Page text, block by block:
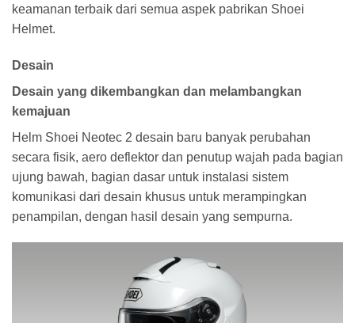
keamanan terbaik dari semua aspek pabrikan Shoei
Helmet.
Desain
Desain yang dikembangkan dan melambangkan
kemajuan
Helm Shoei Neotec 2 desain baru banyak perubahan
secara fisik, aero deflektor dan penutup wajah pada bagian
ujung bawah, bagian dasar untuk instalasi sistem
komunikasi dari desain khusus untuk merampingkan
penampilan, dengan hasil desain yang sempurna.